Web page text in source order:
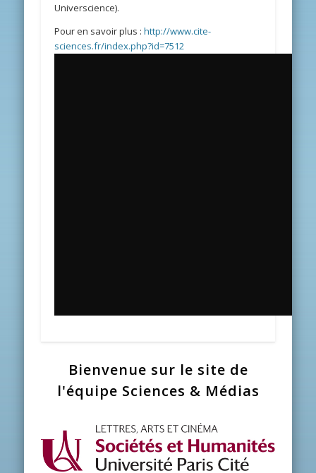
Universcience).
Pour en savoir plus :http://www.cite-
sciences.fr/index.php?id=7512
Bienvenue sur le site de
l'équipe Sciences & Médias